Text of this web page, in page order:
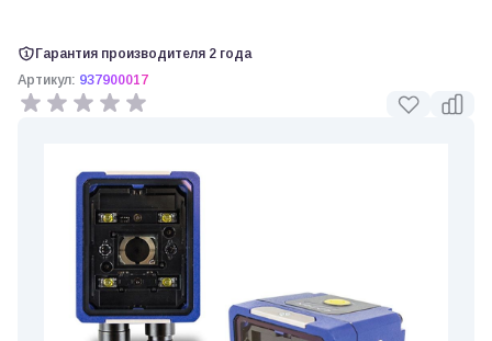
Гарантия производителя 2 года
Артикул: 937900017